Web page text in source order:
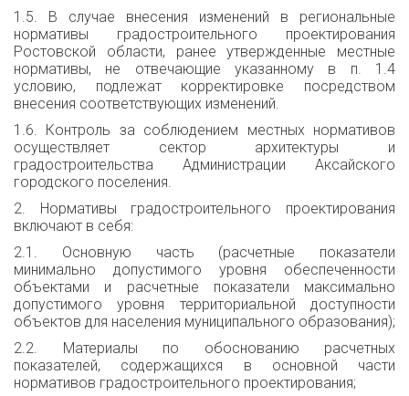
1.5. В случае внесения изменений в региональные
нормативы градостроительного проектирования
Ростовской области, ранее утвержденные местные
нормативы, не отвечающие указанному в п. 1.4
условию, подлежат корректировке посредством
внесения соответствующих изменений.
1.6. Контроль за соблюдением местных нормативов
осуществляет сектор архитектуры и
градостроительства Администрации Аксайского
городского поселения.
2. Нормативы градостроительного проектирования
включают в себя:
2.1. Основную часть (расчетные показатели
минимально допустимого уровня обеспеченности
объектами и расчетные показатели максимально
допустимого уровня территориальной доступности
объектов для населения муниципального образования);
2.2. Материалы по обоснованию расчетных
показателей, содержащихся в основной части
нормативов градостроительного проектирования;